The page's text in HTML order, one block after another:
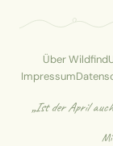
Über Wildfind
Impressum
„Ist der April